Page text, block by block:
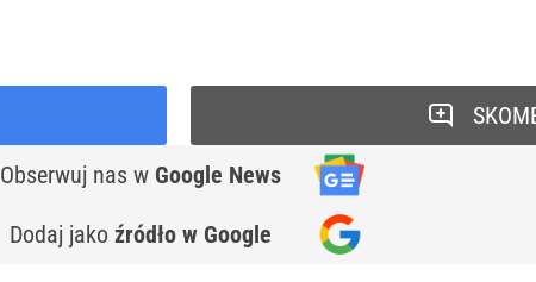
Obserwuj nas w Google News
Dodaj jako źródło w Google